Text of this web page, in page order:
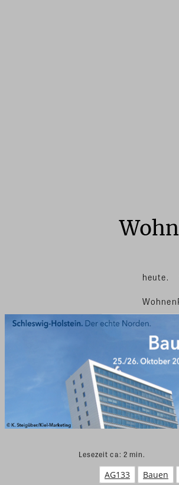
heute.
Lesezeit ca: 2 min.
AG133 Bauen